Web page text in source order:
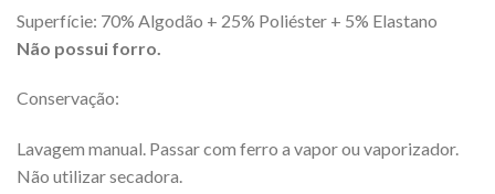
Superfície: 70% Algodão + 25% Poliéster + 5% Elastano
Não possui forro.
Conservação:
Lavagem manual. Passar com ferro a vapor ou vaporizador.
Não utilizar secadora.